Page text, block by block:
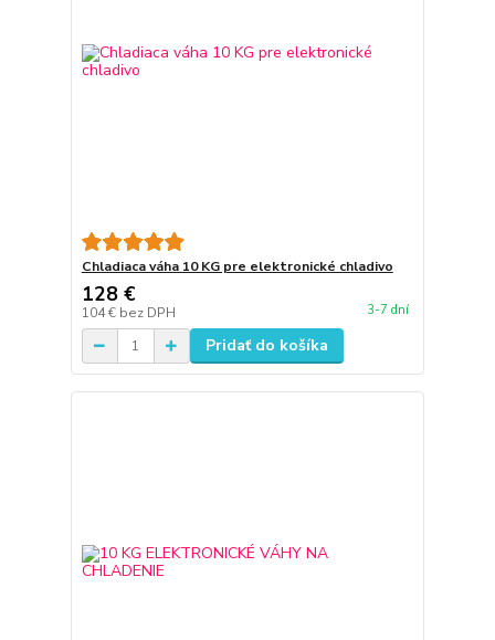
Chladiaca váha 10 KG pre elektronické chladivo
128 €
104 € bez DPH 3-7 dní
Pridať do košíka